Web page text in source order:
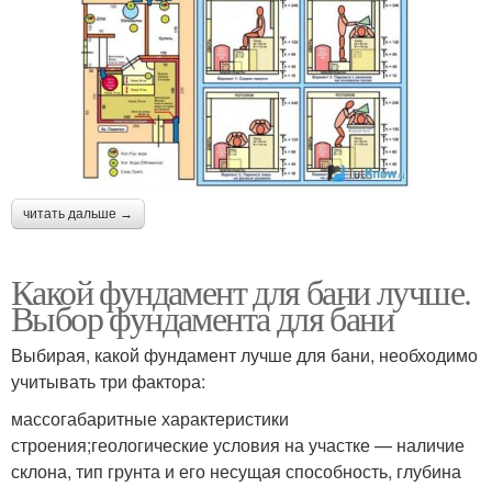
читать дальше →
Какой фундамент для бани лучше.
Выбор фундамента для бани
Выбирая, какой фундамент лучше для бани, необходимо
учитывать три фактора:
массогабаритные характеристики
строения;геологические условия на участке — наличие
склона, тип грунта и его несущая способность, глубина